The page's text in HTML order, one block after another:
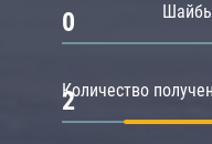
0
Количество
2